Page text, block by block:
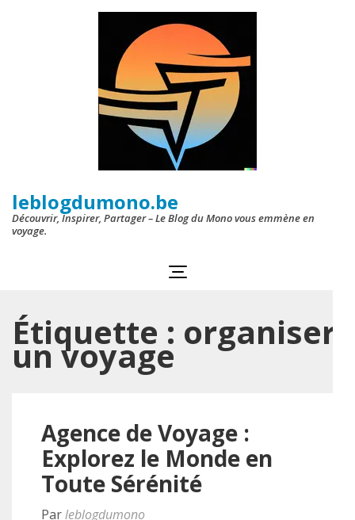
leblogdumono.be
Découvrir, Inspirer, Partager – Le Blog du Mono vous emmène en
voyage.
Étiquette : organiser
un voyage
Agence de Voyage :
Explorez le Monde en
Toute Sérénité
Parleblogdumono